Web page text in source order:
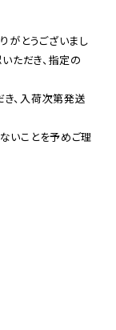
がとうございまし
ただき、指定の
、入荷次第発送
いことを予めご理